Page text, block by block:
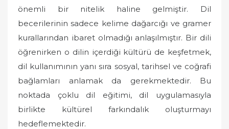
önemli bir nitelik haline gelmiştir. Dil
becerilerinin sadece kelime dağarcığı ve gramer
kurallarından ibaret olmadığı anlaşılmıştır. Bir dili
öğrenirken o dilin içerdiği kültürü de keşfetmek,
dil kullanımının yanı sıra sosyal, tarihsel ve coğrafi
bağlamları anlamak da gerekmektedir. Bu
noktada çoklu dil eğitimi, dil uygulamasıyla
birlikte kültürel farkındalık oluşturmayı
hedeflemektedir.